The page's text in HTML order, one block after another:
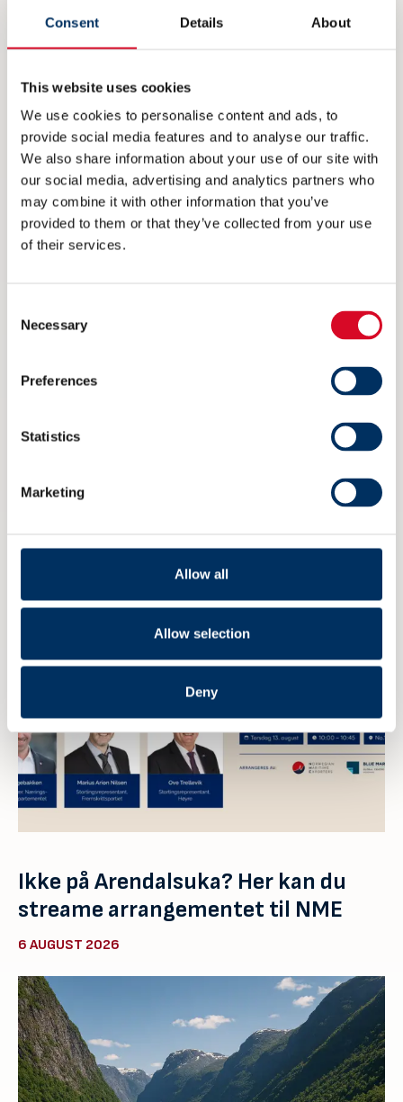
Consent Details About
This website uses cookies
We use cookies to personalise content and ads, to
provide social media features and to analyse our traffic.
We also share information about your use of our site with
our social media, advertising and analytics partners who
may combine it with other information that you’ve
provided to them or that they’ve collected from your use
of their services.
Selection
Necessary
Preferences
Statistics
Marketing
Allow all
Allow selection
Deny
Read more
eksportdebatt under Arendalsuka
Ikke på Arendalsuka? Her kan du
streame arrangementet til NME
6 AUGUST 2026